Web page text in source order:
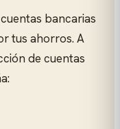
bancarias
tus ahorros. A
de cuentas